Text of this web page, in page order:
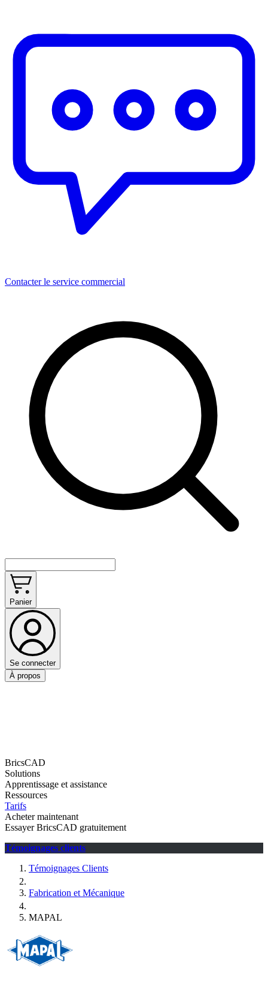
Contacter le service commercial
Panier
Se connecter
À propos
BricsCAD
Solutions
Apprentissage et assistance
Ressources
Tarifs
Acheter maintenant
Essayer BricsCAD gratuitement
Témoignages clients
Témoignages Clients
Fabrication et Mécanique
MAPAL